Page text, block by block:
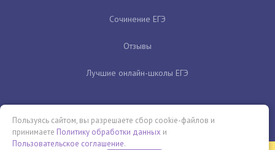
Сочинение ЕГЭ
Отзывы
Лучшие онлайн-школы ЕГЭ
Пользуясь сайтом, вы разрешаете сбор cookie-файлов и
принимаете Политику обработки данных и
Пользовательское соглашение.